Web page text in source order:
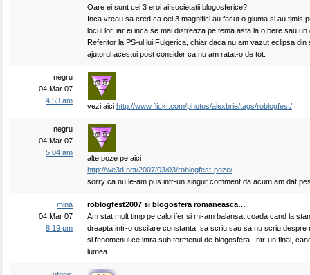
Oare ei sunt cei 3 eroi ai societatii blogosferice?
Inca vreau sa cred ca cei 3 magnifici au facut o gluma si au timis
locul lor, iar ei inca se mai distreaza pe tema asta la o bere sau un
Referitor la PS-ul lui Fulgerica, chiar daca nu am vazut eclipsa din
ajutorul acestui post consider ca nu am ratat-o de tot.
negru
04 Mar 07
4:53 am
vezi aici http://www.flickr.com/photos/alexbrie/tags/roblogfest/
negru
04 Mar 07
5:04 am
alte poze pe aici
http://we3d.net/2007/03/03/roblogfest-poze/
sorry ca nu le-am pus intr-un singur comment da acum am dat
mina
04 Mar 07
8:19 pm
roblogfest2007 si blogosfera romaneasca…
Am stat mult timp pe calorifer si mi-am balansat coada cand la
dreapta intr-o oscilare constanta, sa scriu sau sa nu scriu despre
si fenomenul ce intra sub termenul de blogosfera. Intr-un final,
lumea…